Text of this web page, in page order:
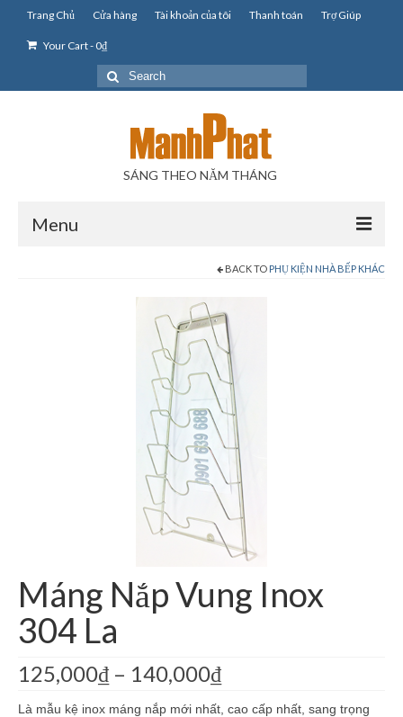
Trang Chủ Cửa hàng Tài khoản của tôi Thanh toán Trợ Giúp
Your Cart- 0₫
Search
for:
SÁNG THEO NĂM THÁNG
Menu
Phụ Kiện Tủ Bếp Inox
Giá Kệ Inox 304 La
Kệ Inox 304 Ly Chén Bát La
Giá Kệ Inox 304 Bếp Kính
Kệ Góc Inox 304 La
Kệ Inox 304 Bình Nước La
Phụ Kiện Nhà Bếp Khác
Giá Kệ Inox 304 Có Khay
Giá Kệ Inox 304 Mờ
BACK TO PHỤ KIỆN NHÀ BẾP KHÁC
Máng Nắp Vung Inox
304 La
125,000₫ – 140,000₫
Là mẫu kệ inox máng nắp mới nhất, cao cấp nhất, sang trọng